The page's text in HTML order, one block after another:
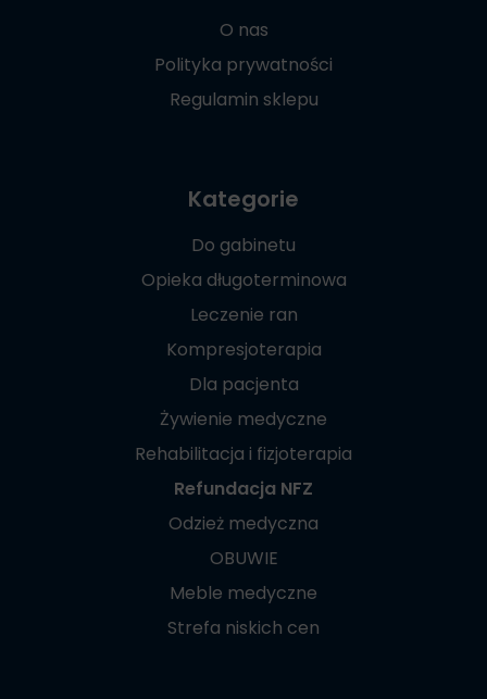
O nas
Polityka prywatności
Regulamin sklepu
Kategorie
Do gabinetu
Opieka długoterminowa
Leczenie ran
Kompresjoterapia
Dla pacjenta
Żywienie medyczne
Rehabilitacja i fizjoterapia
Refundacja NFZ
Odzież medyczna
OBUWIE
Meble medyczne
Strefa niskich cen